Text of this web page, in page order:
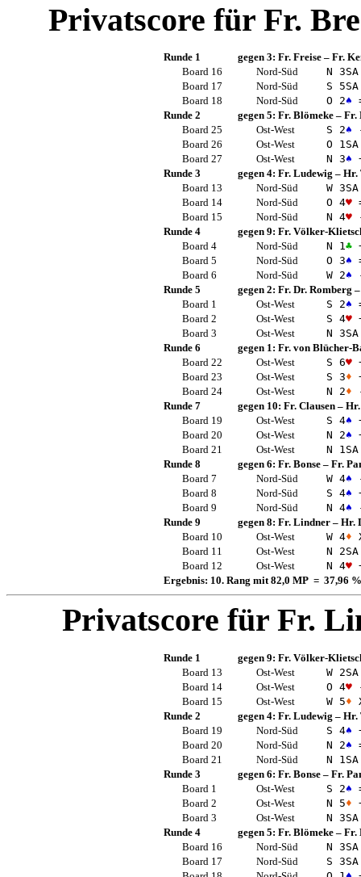
Privatscore für Fr.
Runde 1 gegen 3: Fr. Freise – Fr.
Board 16
Nord-Süd N 3SA
Board 17
Nord-Süd S 5SA
Board 18
Nord-Süd O 2♠
Runde 2
gegen 5: Fr. Blömeke – Fr.
Board 25
Ost-West S 2♠
Board 26
Ost-West O 1SA
Board 27
Ost-West N 3♠
Runde 3
gegen 4: Fr. Ludewig – Hr.
Board 13
Nord-Süd W 3SA
Board 14
Nord-Süd O 4♥
Board 15
Nord-Süd N 4♥
Runde 4
gegen 9: Fr. Völker-
Board 4
Nord-Süd N 1♣
Board 5
Nord-Süd O 3♠
Board 6
Nord-Süd W 2♠
Runde 5
gegen 2: Fr. Dr. Romberg
Board 1
Ost-West S 2♠
Board 2
Ost-West S 4♥
Board 3
Ost-West N 3SA
Runde 6
gegen 1: Fr. von Blücher-
Board 22
Ost-West S 6♥
Board 23
Ost-West S 3♦
Board 24
Ost-West N 2♦
Runde 7
gegen 10: Fr. Clausen –
Board 19
Ost-West S 4♠
Board 20
Ost-West N 2♠
Board 21
Ost-West N 1SA
Runde 8
gegen 6: Fr. Bonse – Fr.
Board 7
Nord-Süd W 4♠
Board 8
Nord-Süd S 4♠
Board 9
Nord-Süd N 4♠
Runde 9
gegen 8: Fr. Lindner – Hr.
Board 10
Ost-West W 4♦
Board 11
Ost-West N 2SA
Board 12
Ost-West N 4♥
Ergebnis: 10. Rang mit 82,0 MP = 37,96 %
Privatscore für Fr.
Runde 1 gegen 9: Fr. Völker-
Board 13
Ost-West W 2SA
Board 14
Ost-West O 4♥
Board 15
Ost-West W 5♦
Runde 2
gegen 4: Fr. Ludewig – Hr.
Board 19
Nord-Süd S 4♠
Board 20
Nord-Süd N 2♠
Board 21
Nord-Süd N 1 SA
Runde 3
gegen 6: Fr. Bonse – Fr.
Board 1
Ost-West S 2♠
Board 2
Ost-West N 5♦
Board 3
Ost-West N 3SA
Runde 4
gegen 5: Fr. Blömeke – Fr.
Board 16
Nord-Süd N 3SA
Board 17
Nord-Süd S 3SA